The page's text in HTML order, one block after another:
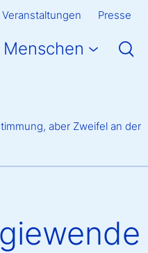
Veranstaltungen Presse
Menschen
aber Zweifel an der